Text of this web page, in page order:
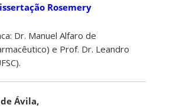
Rosemery
Dr. Manuel Alfaro de
e Prof. Dr. Leandro
Ávila,